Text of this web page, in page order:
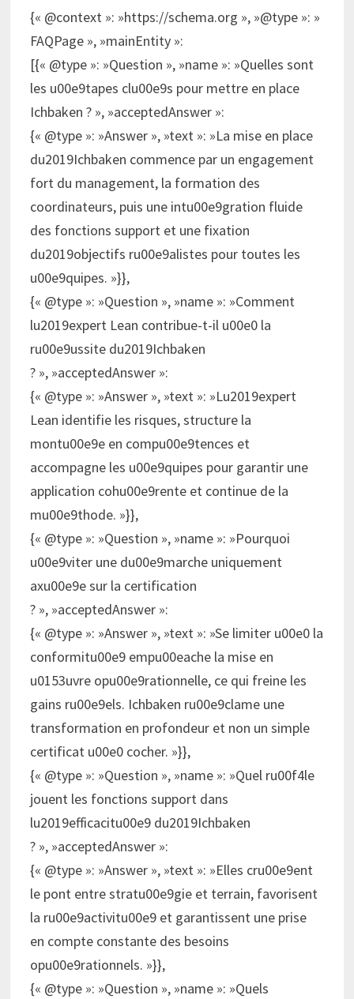
{« @context »: »https://schema.org », »@type »: »
FAQPage », »mainEntity »:
[{« @type »: »Question », »name »: »Quelles sont
les u00e9tapes clu00e9s pour mettre en place
Ichbaken ? », »acceptedAnswer »:
{« @type »: »Answer », »text »: »La mise en place
du2019Ichbaken commence par un engagement
fort du management, la formation des
coordinateurs, puis une intu00e9gration fluide
des fonctions support et une fixation
du2019objectifs ru00e9alistes pour toutes les
u00e9quipes. »}},
{« @type »: »Question », »name »: »Comment
lu2019expert Lean contribue-t-il u00e0 la
ru00e9ussite du2019Ichbaken
? », »acceptedAnswer »:
{« @type »: »Answer », »text »: »Lu2019expert
Lean identifie les risques, structure la
montu00e9e en compu00e9tences et
accompagne les u00e9quipes pour garantir une
application cohu00e9rente et continue de la
mu00e9thode. »}},
{« @type »: »Question », »name »: »Pourquoi
u00e9viter une du00e9marche uniquement
axu00e9e sur la certification
? », »acceptedAnswer »:
{« @type »: »Answer », »text »: »Se limiter u00e0 la
conformitu00e9 empu00eache la mise en
u0153uvre opu00e9rationnelle, ce qui freine les
gains ru00e9els. Ichbaken ru00e9clame une
transformation en profondeur et non un simple
certificat u00e0 cocher. »}},
{« @type »: »Question », »name »: »Quel ru00f4le
jouent les fonctions support dans
lu2019efficacitu00e9 du2019Ichbaken
? », »acceptedAnswer »:
{« @type »: »Answer », »text »: »Elles cru00e9ent
le pont entre stratu00e9gie et terrain, favorisent
la ru00e9activitu00e9 et garantissent une prise
en compte constante des besoins
opu00e9rationnels. »}},
{« @type »: »Question », »name »: »Quels